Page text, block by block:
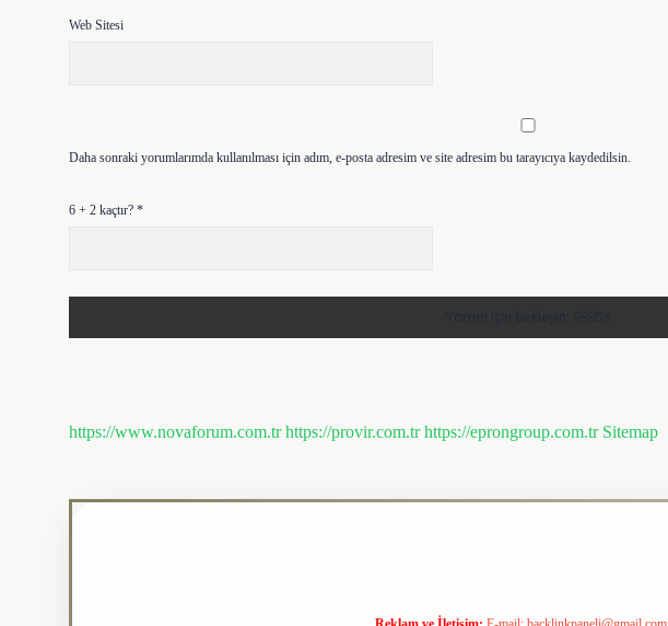
Web Sitesi
Daha sonraki yorumlarımda kullanılması için adım, e-posta adresim ve site adresim bu tarayıcıya kaydedilsin.
6 + 2 kaçtır? *
https://www.novaforum.com.tr https://provir.com.tr https://eprongroup.com.tr Sitemap